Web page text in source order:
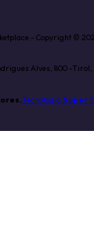
- Copyright ©
Alves, 800 -
Tecnologia Super 1.